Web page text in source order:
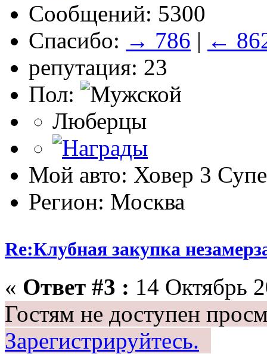
Сообщений: 5300
Спасибо: → 786 | ←
репутация: 23
Пол:
Люберцы
Мой авто: Ховер 3
Регион: Москва
Re:Клубная закупка
« Ответ #3 : 14 Октябрь
Гостям не доступен
Зарегистрируйтесь.